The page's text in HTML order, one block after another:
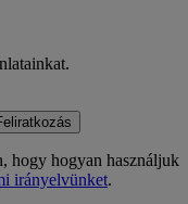
hogy hogyan használjuk
irányelvünket.